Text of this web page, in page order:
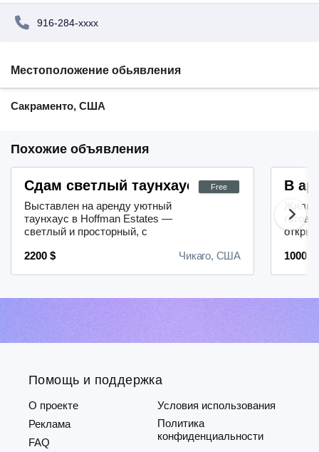
916-284-xxxx
Местоположение обьявления
Сакраменто, США
Похожие объявления
Free
2200 $ Чикаго, США
Сдам светлый таунхаус в Hoffman
Выставлен на аренду уютный
таунхаус в Hoffman Estates —
светлый и просторный, с
1483 Cornell Ct, Hoffman Estates, IL
двух этажах.Интерьер радует
1000 $
В
Помощь и поддержка
О проекте
Реклама
FAQ
Условия использования
Политика
конфиденциальности